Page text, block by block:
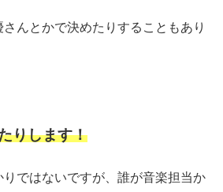
さんとかで決めたりすることもあり
りします！
りではないですが、誰が音楽担当か